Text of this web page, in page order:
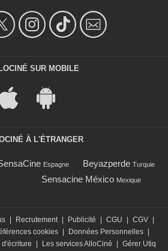
SUR MOBILE
À L'ÉTRANGER
Espagne Beyazperde Turquie
Sensacine México Mexique
| Recrutement | Publicité | CGU | CGV |
cookies | Données Personnelles |
| Les services AlloCiné | Gérer Utiq